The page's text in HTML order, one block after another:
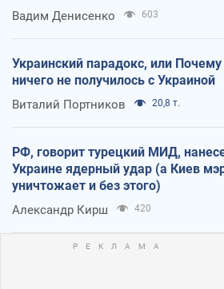
Вадим Денисенко 603
Украинский парадокс, или Почему
ничего не получилось с Украиной
Виталий Портников 20,8 т.
РФ, говорит турецкий МИД,
Украине ядерный удар (а Киев
уничтожает и без этого)
Александр Кирш 420